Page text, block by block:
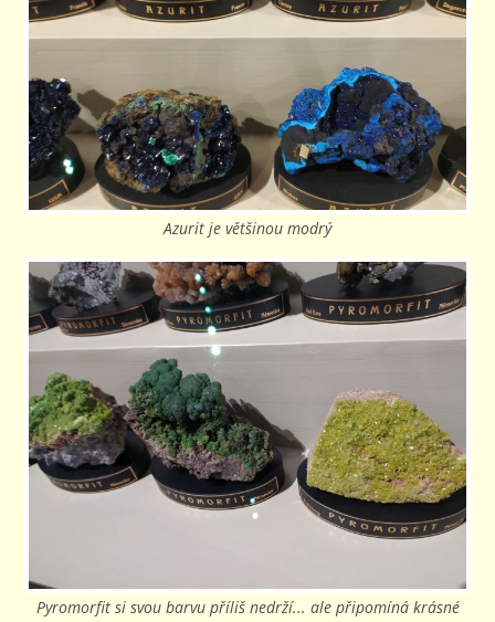
Azurit je většinou modrý
Pyromorfit si svou barvu příliš nedrží... ale připomíná krásné